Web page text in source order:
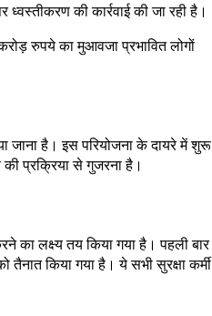
की कार्रवाई की जा रही है।
रुपये का मुआवजा प्रभावित लोगों
जाना है। इस परियोजना के दायरे में शुरू
प्रक्रिया से गुजरना है।
का लक्ष्य तय किया गया है। पहली बार
किया गया है। ये सभी सुरक्षा कर्मी